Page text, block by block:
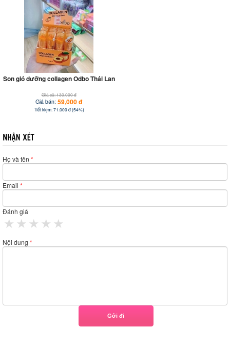
Son gió dưỡng collagen Odbo Thái Lan
Giá cũ: 130.000 đ
Giá bán: 59,000 đ
Tiết kiệm: 71.000 đ (54%)
Họ và tên *
Email *
Đánh giá
4 stars
3 stars
2 stars
1 star
Nội dung *